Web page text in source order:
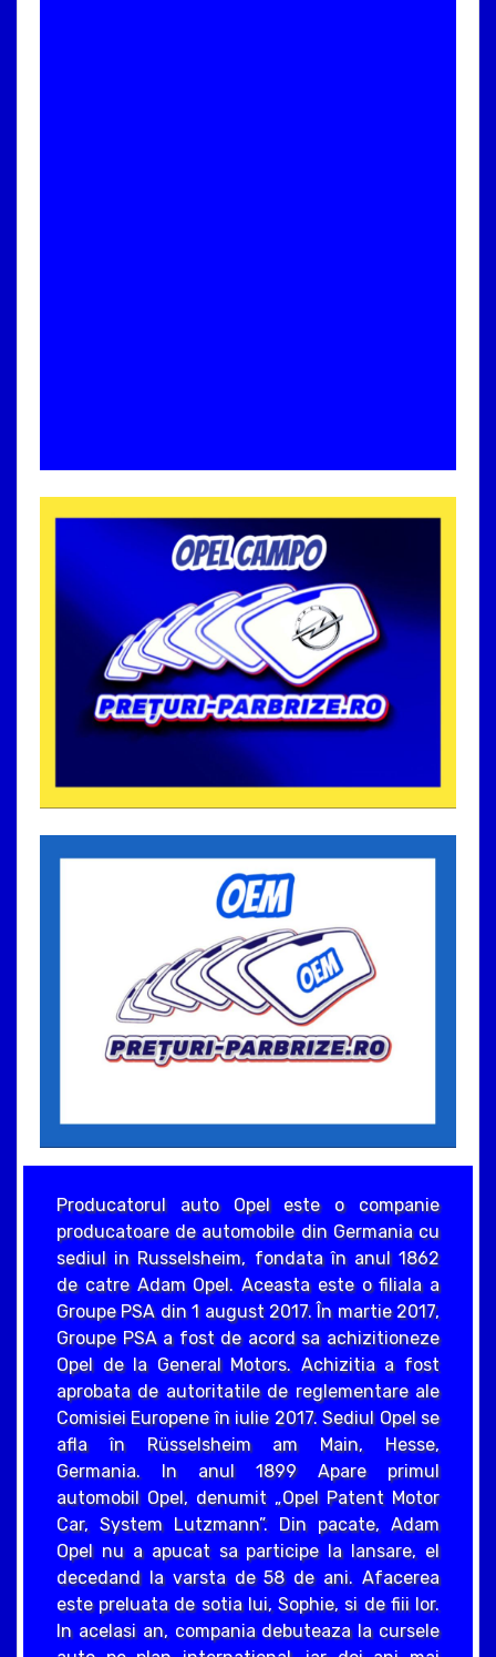
Producatorul auto Opel este o companie
producatoare de automobile din Germania cu
sediul in Russelsheim, fondata în anul 1862
de catre Adam Opel. Aceasta este o filiala a
Groupe PSA din 1 august 2017. În martie 2017,
Groupe PSA a fost de acord sa achizitioneze
Opel de la General Motors. Achizitia a fost
aprobata de autoritatile de reglementare ale
Comisiei Europene în iulie 2017. Sediul Opel se
afla în Rüsselsheim am Main, Hesse,
Germania. In anul 1899 Apare primul
automobil Opel, denumit „Opel Patent Motor
Car, System Lutzmann”. Din pacate, Adam
Opel nu a apucat sa participe la lansare, el
decedand la varsta de 58 de ani. Afacerea
este preluata de sotia lui, Sophie, si de fiii lor.
In acelasi an, compania debuteaza la cursele